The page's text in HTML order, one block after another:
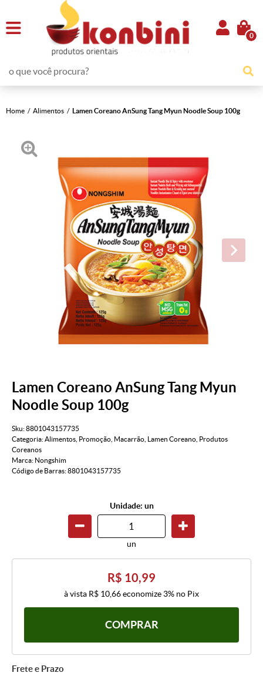
0
Home Alimentos Lamen Coreano AnSung Tang Myun Noodle Soup 100g
Lamen Coreano AnSung Tang Myun
Noodle Soup 100g
Sku:8801043157735
Categoria:Alimentos Promoção Macarrão Lamen Coreano Produtos
Coreanos
Marca: Nongshim
Código de Barras:8801043157735
Unidade: un
un
R$ 10,99
à vista R$ 10,66economize 3% no Pix
COMPRAR
Frete e Prazo